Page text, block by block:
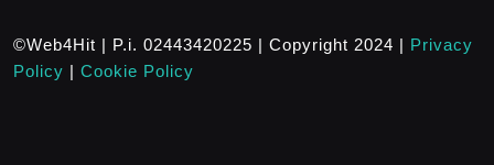
©Web4Hit | P.i. 02443420225 | Copyright 2024 | Privacy
Policy | Cookie Policy